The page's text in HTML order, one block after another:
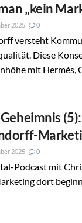
„kein
2025 0
versteht
Diese
mit Hermès,
Geheimnis
2025 0
Podcast mit
dort